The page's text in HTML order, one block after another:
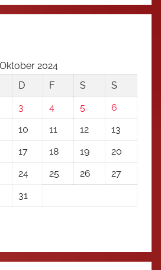
Oktober 2024
D F S
S
3 4 5
6
10 11 12
13
17 18 19
20
24 25 26
27
31